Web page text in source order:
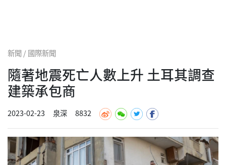
新聞 / 國際新聞
隨著地震死亡人數上升 土耳其調查
建築承包商
2023-02-23 泉深 8832